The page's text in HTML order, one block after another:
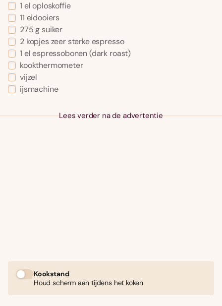
1 el oploskoffie
11 eidooiers
275 g suiker
2 kopjes zeer sterke espresso
1 el espressobonen (dark roast)
kookthermometer
vijzel
ijsmachine
Lees verder na de advertentie
Kookstand
Houd scherm aan tijdens het koken